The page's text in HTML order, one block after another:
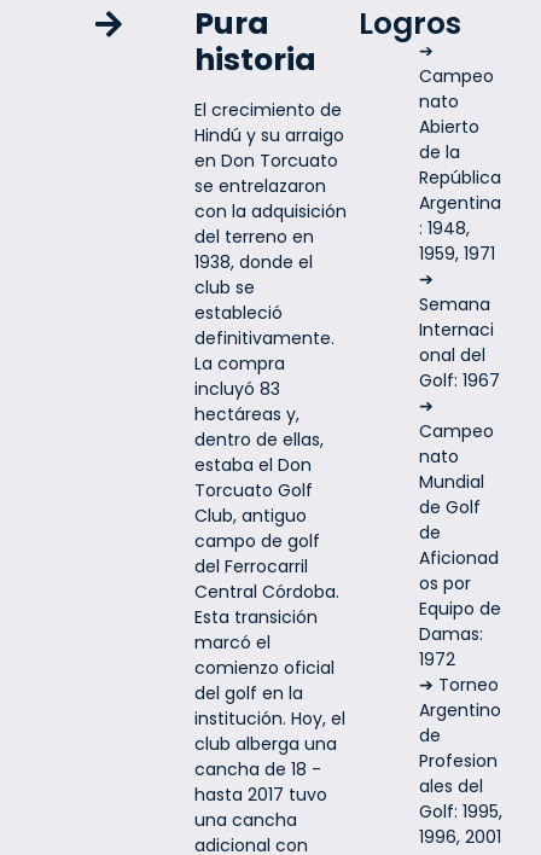
Pura
historia
El crecimiento de
Hindú y su arraigo
en Don Torcuato
se entrelazaron
con la adquisición
del terreno en
1938, donde el
club se
estableció
definitivamente.
La compra
incluyó 83
hectáreas y,
dentro de ellas,
estaba el Don
Torcuato Golf
Club, antiguo
campo de golf
del Ferrocarril
Central Córdoba.
Esta transición
marcó el
comienzo oficial
del golf en la
institución. Hoy, el
club alberga una
cancha de 18 -
hasta 2017 tuvo
una cancha
adicional con
Logros
➔
Campeo
nato
Abierto
de la
República
Argentina
: 1948,
1959, 1971
➔
Semana
Internaci
onal del
Golf: 1967
➔
Campeo
nato
Mundial
de Golf
de
Aficionad
os por
Equipo de
Damas:
1972
➔ Torneo
Argentino
de
Profesion
ales del
Golf: 1995,
1996, 2001